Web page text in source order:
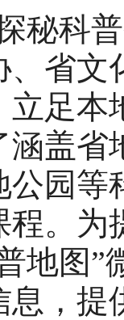
科普
、省文
立足本
涵盖省
公园
程。为
地图”
息，提